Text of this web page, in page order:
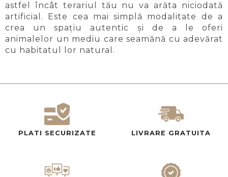
astfel încât terariul tău nu va arăta niciodată
artificial. Este cea mai simplă modalitate de a
crea un spațiu autentic și de a le oferi
animalelor un mediu care seamănă cu adevărat
cu habitatul lor natural.
PLATI SECURIZATE LIVRARE GRATUITA